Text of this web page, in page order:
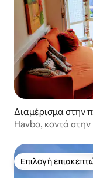
Διαμέρισμα στην
Havbo, κοντά
Επιλογή
Επιλογή